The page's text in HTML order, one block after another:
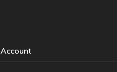
Account